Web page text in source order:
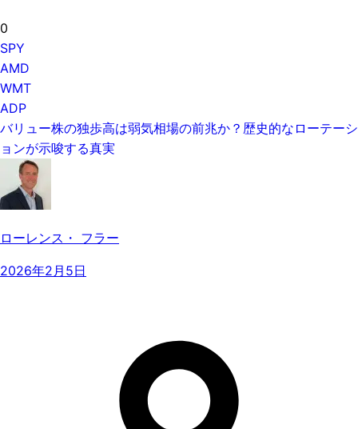
0
SPY
AMD
WMT
ADP
バリュー株の独歩高は弱気相場の前兆か？歴史的なローテーシ
ョンが示唆する真実
ローレンス・ フラー
2026年2月5日